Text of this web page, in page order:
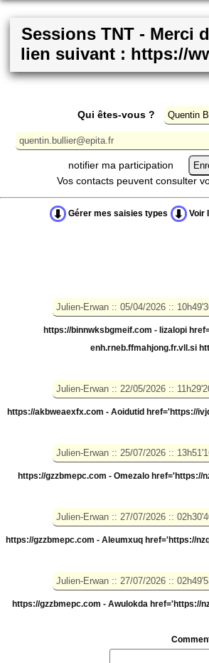
Sessions TNT - Merci
lien suivant : https://
Qui êtes-vous ?
notifier ma participation
Vos contacts peuvent consulter
Gérer mes saisies types Voir
https://binnwksbgmeif.com - Iizalopi
enh.rneb.ffmahjong.fr.vll.si
https://akbweaexfx.com - Aoidutid href='https://
https://gzzbmepc.com - Omezalo href='https://
https://gzzbmepc.com - Aleumxuq href='https://
https://gzzbmepc.com - Awulokda href='https://